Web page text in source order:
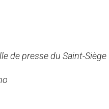
de presse du Saint-Siège